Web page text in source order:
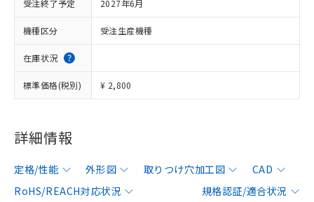
受注終了予定 2027年6月
機種区分 受注生産機種
在庫状況
標準価格(税別) ¥ 2,800
詳細情報
定格/性能 外形図 取りつけ穴加工図
CAD
RoHS/REACH対応状況
規格認証/適合状況